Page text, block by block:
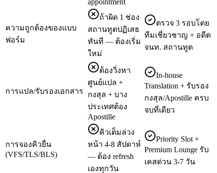
ความถูกต้องของแบบ
ฟอร์ม
ถ้าผิด 1 ช่อง
สถานทูตปฏิเสธ
ทันที — ต้องเริ่ม
ใหม่
ตรวจ 3 รอบโดย
ทีมเชี่ยวชาญ + อดีต
จนท. สถานทูต
การแปล/รับรองเอกสาร
ต้องวิ่งหา
ศูนย์แปล +
กงสุล + บาง
ประเทศต้อง
Apostille
In-house
Translation + รับรอง
กงสุล/Apostille ครบ
จบที่เดียว
การจองคิวยื่น
(VFS/TLS/BLS)
คิวเต็มล่วง
หน้า 4-8 สัปดาห์
— ต้อง refresh
เองทุกวัน
Priority Slot +
Premium Lounge รับ
เคสด่วน 3-7 วัน